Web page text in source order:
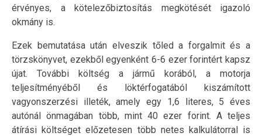
érvényes, a kötelezőbiztosítás megkötését igazoló
okmány is.
Ezek bemutatása után elveszik tőled a forgalmit és a
törzskönyvet, ezekből egyenként 6-6 ezer forintért kapsz
újat. További költség a jármű korából, a motorja
teljesítményéből és löktérfogatából kiszámított
vagyonszerzési illeték, amely egy 1,6 literes, 5 éves
autónál önmagában több, mint 40 ezer forint. A teljes
átírási költséget előzetesen több netes kalkulátorral is